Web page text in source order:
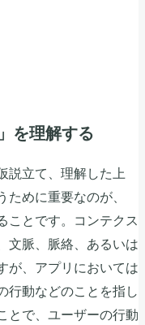
を理解する
説立て、理解した上
めに重要なのが、
ことです。コンテクス
文脈、脈絡、あるいは
が、アプリにおいては
行動などのことを指し
とで、ユーザーの行動